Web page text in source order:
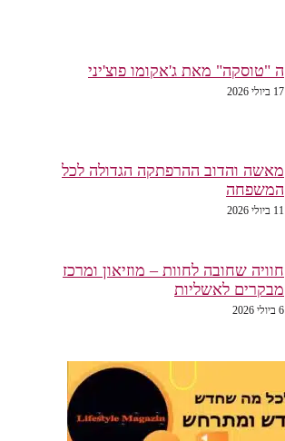
ה "טוסקה" מאת ג'אקומו פוצ'יני
17 ביולי 2026
מאשה והדוב ההרפתקה הגדולה לכל
המשפחה
11 ביולי 2026
חוויה שחובה לחוות – מוזיאון ומרכז
מבקרים לאשליות
6 ביולי 2026